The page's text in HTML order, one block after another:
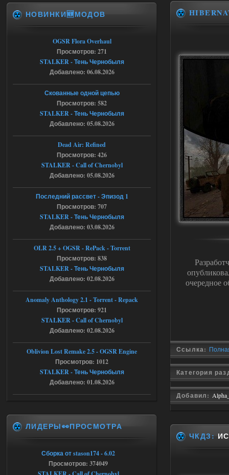
очередное
Ссылка:
Категория
Добавил:
ЧКДЗ:
Доступно только для пользователей
Ответить ➤
Спавнер + Правки + Античит - Dead
City Final
Что то не работает спавнер,
все устанавливал по
мануалу......
Ответить ➤
06.08.2026
Игра для сталкера 21-очко
ruslanpyrusov
как изменить макс сумму
ставки в файлах чтобы
ставить больше 1 к
Ответить ➤
05.08.2026
Тайна Зоны - Remaster 2026
Stalker-Mods-Clan-su
Доступно только для пользователей
Ответить ➤
05.08.2026
Тайна Зоны - Remaster 2026
патч я установил после
установки мода, да, ладно,
наверное вы правы придется ожидать
Stalker-Mods-Clan-su
Ответить ➤
05.08.2026
НОВИНКИ🆕МОДОВ
OGSR Flora Overhaul
Просмотров: 271
STALKER - Тень Чернобыля
Добавлено: 06.08.2026
Скованные одной цепью
Просмотров: 582
STALKER - Тень Чернобыля
Добавлено: 05.08.2026
Dead Air: Refined
Просмотров: 426
STALKER - Call of Chernobyl
Добавлено: 05.08.2026
Последний рассвет - Эпизод 1
Просмотров: 707
STALKER - Тень Чернобыля
Добавлено: 03.08.2026
OLR 2.5 + OGSR - RePack - Torrent
Просмотров: 838
STALKER - Тень Чернобыля
Добавлено: 02.08.2026
Anomaly Anthology 2.1 - Torrent - Repack
Просмотров: 921
STALKER - Call of Chernobyl
Добавлено: 02.08.2026
Oblivion Lost Remake 2.5 - OGSR Engine
Просмотров: 1012
STALKER - Тень Чернобыля
Добавлено: 01.08.2026
ЛИДЕРЫ👀ПРОСМОТРА
Сборка от stason174 - 6.02
Просмотров: 374049